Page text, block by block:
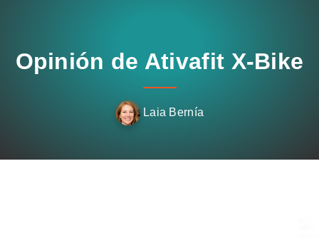
Opinión de Ativafit X-Bike
Laia Bernía